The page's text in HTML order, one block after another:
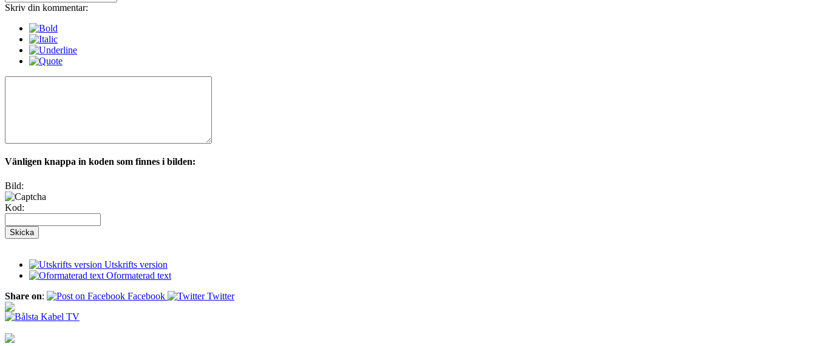
Skriv din kommentar:
Vänligen knappa in koden som finnes i bilden:
Bild:
Kod:
Utskrifts version
Oformaterad text
Share on: Facebook Twitter